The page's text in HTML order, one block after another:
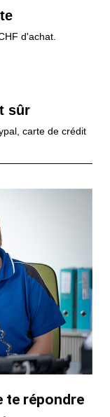
d'achat.
sûr
carte de crédit
te répondre